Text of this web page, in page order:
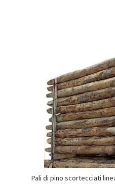
Pali di pino scortecciati